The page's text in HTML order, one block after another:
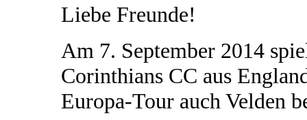
Liebe Freunde!
Am 7. September 2014
Corinthians CC aus
Europa-Tour auch Velden